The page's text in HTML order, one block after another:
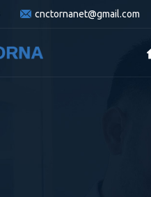
cnctornanet@gmail.com